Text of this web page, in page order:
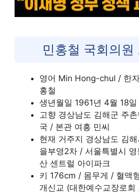
민홍철 국회의원
영어 Min Hong-chul / 한
홍철
생년월일 1961년 4월 18
고향 경상남도 김해군 주
국 / 본관 여흥 민씨
현재 거주지 경상남도 김
을부영2차 / 서울특별시
산 센트럴 아이파크
키 176cm / 몸무게 / 혈액
개신교 (대한예수교장로회